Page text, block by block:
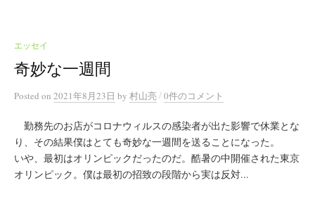
エッセイ
奇妙な一週間
Posted on 2021年8月23日 by 村山亮/0件のコメント
勤務先のお店がコロナウィルスの感染者が出た影響で休業とな
り、その結果僕はとても奇妙な一週間を送ることになった。
いや、最初はオリンピックだったのだ。酷暑の中開催された東京
オリンピック。僕は最初の招致の段階から実は反対...